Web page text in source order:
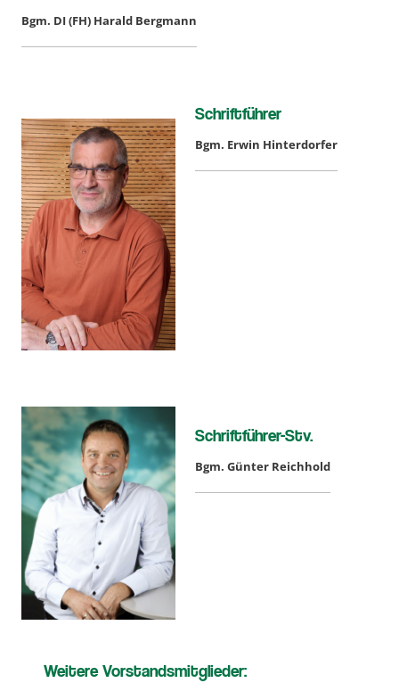
Bgm. DI (FH) Harald Bergmann
Schriftführer
Bgm. Erwin Hinterdorfer
Schriftführer-Stv.
Bgm. Günter Reichhold
Weitere Vorstandsmitglieder: